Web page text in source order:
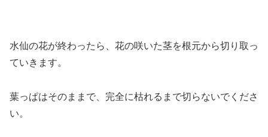
水仙の花が終わったら、花の咲いた茎を根元から切り取っ
ていきます。
葉っぱはそのままで、完全に枯れるまで切らないでくださ
い。